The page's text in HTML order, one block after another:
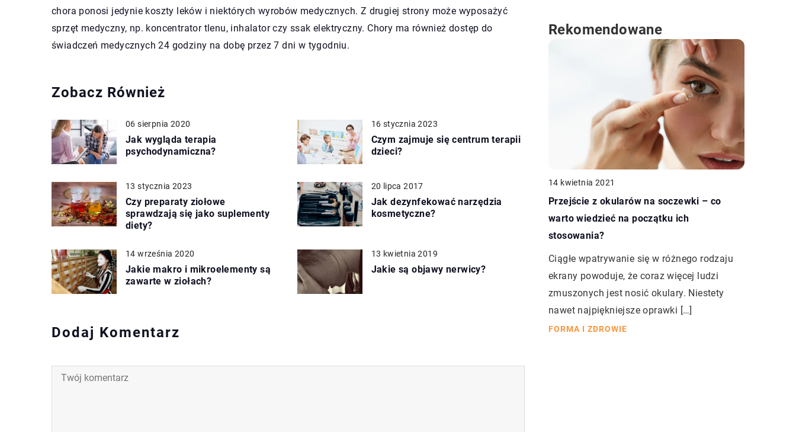
chora ponosi jedynie koszty leków i niektórych wyrobów medycznych. Z drugiej strony może wyposażyć
sprzęt medyczny, np. koncentrator tlenu, inhalator czy ssak elektryczny. Chory ma również dostęp do
świadczeń medycznych 24 godziny na dobę przez 7 dni w tygodniu.
Zobacz Również
06 sierpnia 2020
Jak wygląda terapia
psychodynamiczna?
16 stycznia 2023
Czym zajmuje się centrum terapii
dzieci?
13 stycznia 2023
Czy preparaty ziołowe
sprawdzają się jako suplementy
diety?
20 lipca 2017
Jak dezynfekować narzędzia
kosmetyczne?
14 września 2020
Jakie makro i mikroelementy są
zawarte w ziołach?
13 kwietnia 2019
Jakie są objawy nerwicy?
Dodaj Komentarz
Rekomendowane
14 kwietnia 2021
Przejście z okularów na soczewki – co
warto wiedzieć na początku ich
stosowania?
Ciągłe wpatrywanie się w różnego rodzaju
ekrany powoduje, że coraz więcej ludzi
zmuszonych jest nosić okulary. Niestety
nawet najpiękniejsze oprawki […]
FORMA I ZDROWIE